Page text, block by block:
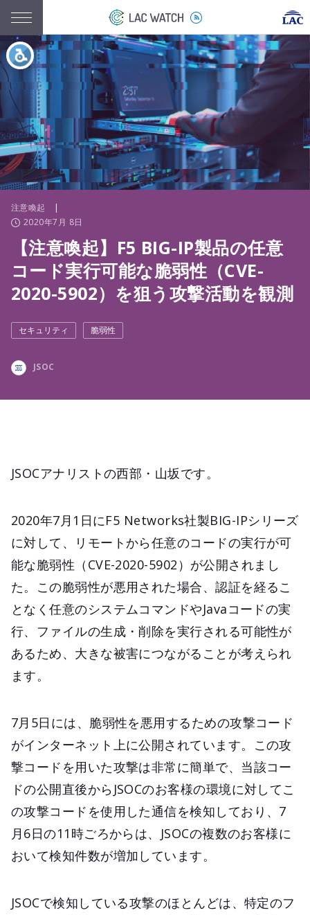
注意喚起
|
2020年7月 8日
【注意喚起】F5 BIG-IP製品の任意
コード実行可能な脆弱性（CVE-
2020-5902）を狙う攻撃活動を観測
セキュリティ 脆弱性
JSOC
JSOCアナリストの西部・山坂です。
2020年7月1日にF5 Networks社製BIG-IPシリーズ
に対して、リモートから任意のコードの実行が可
能な脆弱性（CVE-2020-5902）が公開されまし
た。この脆弱性が悪用された場合、認証を経るこ
となく任意のシステムコマンドやJavaコードの実
行、ファイルの生成・削除を実行される可能性が
あるため、大きな被害につながることが考えられ
ます。
7月5日には、脆弱性を悪用するための攻撃コード
がインターネット上に公開されています。この攻
撃コードを用いた攻撃は非常に簡単で、当該コー
ドの公開直後からJSOCのお客様の環境に対してこ
の攻撃コードを使用した通信を検知しており、7
月6日の11時ごろからは、JSOCの複数のお客様に
おいて検知件数が増加しています。
JSOCで検知している攻撃のほとんどは、特定のフ